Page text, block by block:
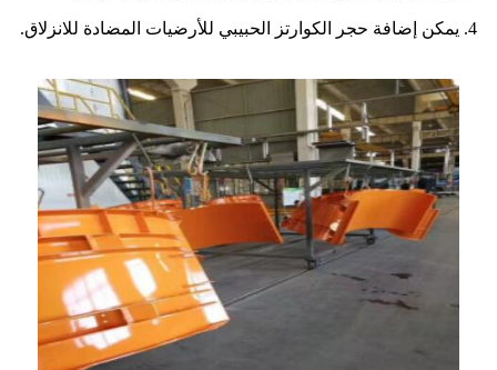
4. يمكن إضافة حجر الكوارتز الحبيبي للأرضيات المضادة للانزلاق.